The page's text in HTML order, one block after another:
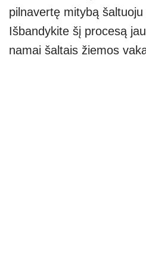
pilnavertę mitybą
Išbandykite šį procesą
namai šaltais žiemos